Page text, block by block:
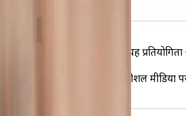
दर्शकों को होता है और इस साल यह
करेंगी और उन्होंने ही सोशल